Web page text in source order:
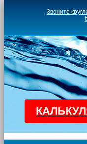
content
Звоните